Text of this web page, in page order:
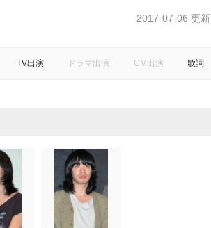
2017-07-06 更新
TV出演 ドラマ出演 CM出演 歌詞